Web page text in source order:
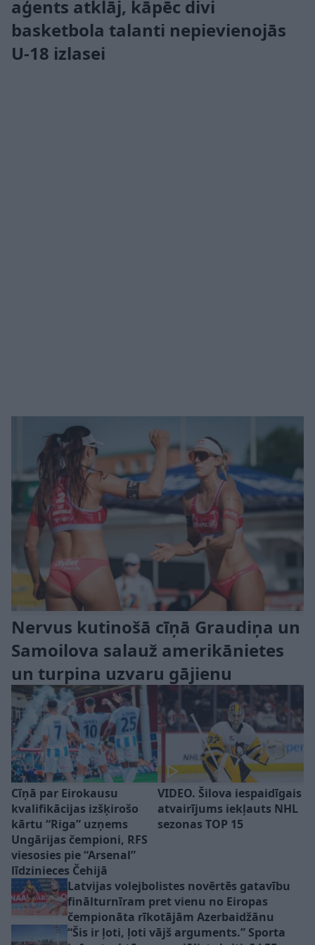
aģents atklāj, kāpēc divi
basketbola talanti nepievienojās
U-18 izlasei
Nervus kutinošā cīņā Graudiņa un
Samoilova salauž amerikānietes
un turpina uzvaru gājienu
Cīņā par Eirokausu
kvalifikācijas izšķirošo
kārtu “Riga” uzņems
Ungārijas čempioni, RFS
viesosies pie “Arsenal”
līdzinieces Čehijā
VIDEO. Šilova iespaidīgais
atvairījums iekļauts NHL
sezonas TOP 15
Latvijas volejbolistes novērtēs gatavību
finālturnīram pret vienu no Eiropas
čempionāta rīkotājām Azerbaidžānu
“Šis ir ļoti, ļoti vājš arguments.” Sporta